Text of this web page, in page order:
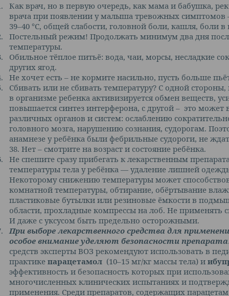
Как врач, но в первую очередь, как мама и бабушка,
врача при появлении у малыша тревожных
39–40 °С, общей слабости, головной боли, кашля, боли в
Постельный режим! Продолжать минимум два дня
температуры.
Обильное тёплое питьё: вода, чаи, морсы, несладкие
других ягод.
Не хочет есть – не кормите насильно, пусть больше
Сбивать или не сбивать температуру? С одной
в организме ребенка активизируется обмен веществ,
повышается синтез интерферона, с другой – это
различных органов и систем: ослаблению
головного мозга, нарушению сознания, судорогам.
анамнезе у ребёнка были фебрильные судороги, не
38. Нет – смотрите на возраст и состояние ребёнка.
Не спешите сразу прибегать к лекарственным
температуры тела у ребёнка — удаление лишней
Некоторому снижению температуры может
комнатной температуры, обтирание, обёртывание
пластиковые бутылки или резиновые ёмкости в
области, прохладные компрессы на лоб. Не применять
И даже с уксусом быть предельно осторожными.
При выборе лекарственного средства для
особое внимание уделяют безопасности
средств эксперты ВОЗ рекомендуют использовать в
практикепарацетамол (10–15 мг/кг массы тела) и
эффективность и безопасность которых при
многочисленных клинических испытаниях и
применения. Среди препаратов, содержащих